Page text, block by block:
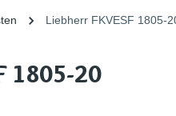
Liebherr FKVESF 1805-
1805-20